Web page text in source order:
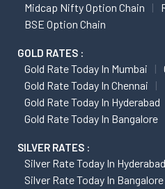
Midcap Nifty Option Chain
BSE Option Chain
GOLD RATES :
Gold Rate Today In Mumbai
Gold Rate Today In Chennai
Gold Rate Today In Hyderabad
Gold Rate Today In Bangalore
SILVER RATES :
Silver Rate Today In Hyderabad
Silver Rate Today In Bangalore